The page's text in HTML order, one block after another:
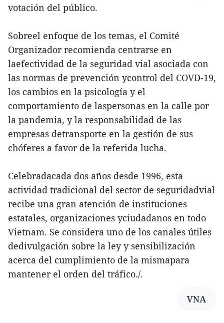
votación del público.
Sobreel enfoque de los temas, el Comité
Organizador recomienda centrarse en
laefectividad de la seguridad vial asociada con
las normas de prevención ycontrol del COVD-19,
los cambios en la psicología y el
comportamiento de laspersonas en la calle por
la pandemia, y la responsabilidad de las
empresas detransporte en la gestión de sus
chóferes a favor de la referida lucha.
Celebradacada dos años desde 1996, esta
actividad tradicional del sector de seguridadvial
recibe una gran atención de instituciones
estatales, organizaciones yciudadanos en todo
Vietnam. Se considera uno de los canales útiles
dedivulgación sobre la ley y sensibilización
acerca del cumplimiento de la mismapara
mantener el orden del tráfico./.
VNA